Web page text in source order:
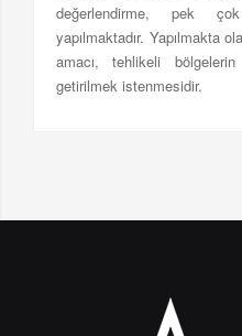
değerlendirme, pek
yapılmaktadır. Yapılmakta
amacı, tehlikeli
getirilmek istenmesidir.